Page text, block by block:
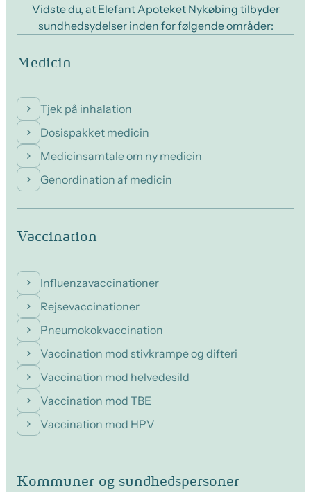
Vidste du, at Elefant Apoteket Nykøbing tilbyder
sundhedsydelser inden for følgende områder:
Medicin
Tjek på inhalation
Dosispakket medicin
Medicinsamtale om ny medicin
Genordination af medicin
Vaccination
Influenzavaccinationer
Rejsevaccinationer
Pneumokokvaccination
Vaccination mod stivkrampe og difteri
Vaccination mod helvedesild
Vaccination mod TBE
Vaccination mod HPV
Kommuner og sundhedspersoner